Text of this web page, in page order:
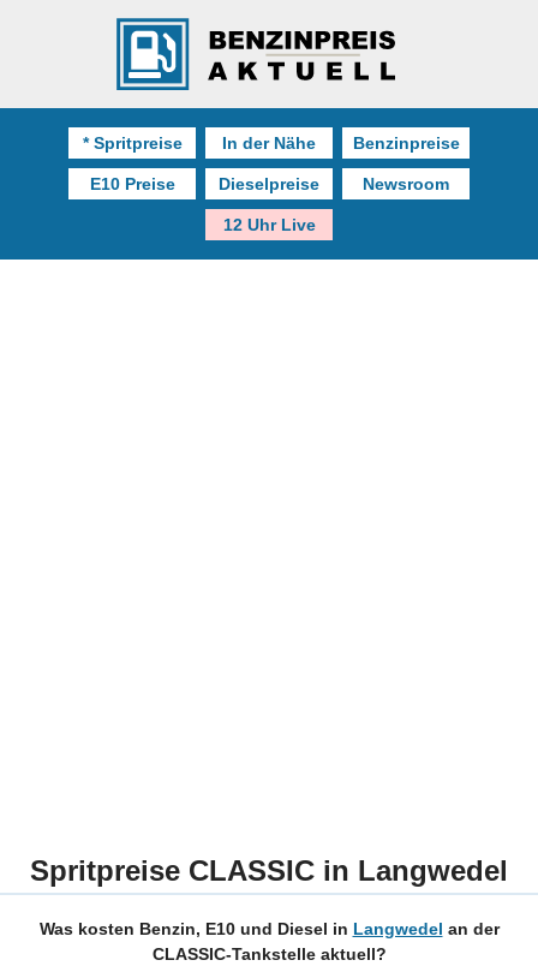
* Spritpreise In der Nähe Benzinpreise
E10 Preise Dieselpreise Newsroom
12 Uhr Live
Spritpreise CLASSIC in Langwedel
Was kosten Benzin, E10 und Diesel in Langwedel an der
CLASSIC-Tankstelle aktuell?